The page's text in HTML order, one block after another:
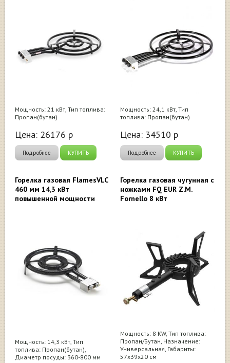
Мощность: 21 кВт, Тип топлива:
Пропан(бутан)
Цена: 26176 р
Подробнее КУПИТЬ
Мощность: 24,1 кВт, Тип
топлива: Пропан(бутан)
Цена: 34510 р
Подробнее КУПИТЬ
Горелка газовая FlamesVLC
460 мм 14,3 кВт
повышенной мощности
Мощность: 14,3 кВт, Тип
топлива: Пропан(бутан),
Диаметр посуды: 360-800 мм
Горелка газовая чугунная с
ножками FQ EUR Z.M.
Fornello 8 кВт
Мощность: 8 KW, Тип топлива:
Пропан/Бутан, Назначение:
Универсальная, Габариты:
57х39х20 см